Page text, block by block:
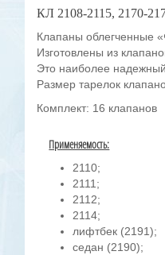
КЛ 2108-2115, 2170-
Клапаны
Изготовлены из
Это наиболее
Размер тарелок
Комплект: 16 клапанов
Применяемость:
2110;
2111;
2112;
2114;
лифтбек (2191);
седан (2190);